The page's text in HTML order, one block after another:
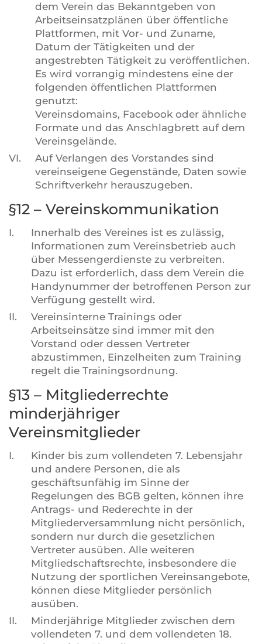
dem Verein das Bekanntgeben von
Arbeitseinsatzplänen über öffentliche
Plattformen, mit Vor- und Zuname,
Datum der Tätigkeiten und der
angestrebten Tätigkeit zu veröffentlichen.
Es wird vorrangig mindestens eine der
folgenden öffentlichen Plattformen
genutzt:
Vereinsdomains, Facebook oder ähnliche
Formate und das Anschlagbrett auf dem
Vereinsgelände.
VI.
Auf Verlangen des Vorstandes sind
vereinseigene Gegenstände, Daten sowie
Schriftverkehr herauszugeben.
§12 – Vereinskommunikation
I.
Innerhalb des Vereines ist es zulässig,
Informationen zum Vereinsbetrieb auch
über Messengerdienste zu verbreiten.
Dazu ist erforderlich, dass dem Verein die
Handynummer der betroffenen Person zur
Verfügung gestellt wird.
II.
Vereinsinterne Trainings oder
Arbeitseinsätze sind immer mit den
Vorstand oder dessen Vertreter
abzustimmen, Einzelheiten zum Training
regelt die Trainingsordnung.
§13 – Mitgliederrechte
minderjähriger
Vereinsmitglieder
I.
Kinder bis zum vollendeten 7. Lebensjahr
und andere Personen, die als
geschäftsunfähig im Sinne der
Regelungen des BGB gelten, können ihre
Antrags- und Rederechte in der
Mitgliederversammlung nicht persönlich,
sondern nur durch die gesetzlichen
Vertreter ausüben. Alle weiteren
Mitgliedschaftsrechte, insbesondere die
Nutzung der sportlichen Vereinsangebote,
können diese Mitglieder persönlich
ausüben.
II.
Minderjährige Mitglieder zwischen dem
vollendeten 7. und dem vollendeten 18.